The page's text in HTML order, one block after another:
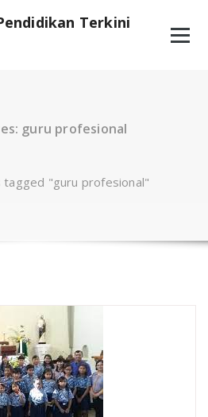
guru profesional
tagged "guru profesional"